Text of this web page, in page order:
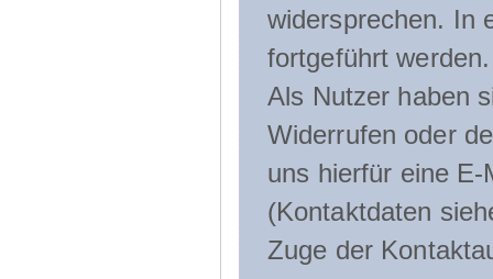
widersprechen. In
fortgeführt werden.
Als Nutzer haben
Widerrufen oder
uns hierfür eine
(Kontaktdaten
Zuge der